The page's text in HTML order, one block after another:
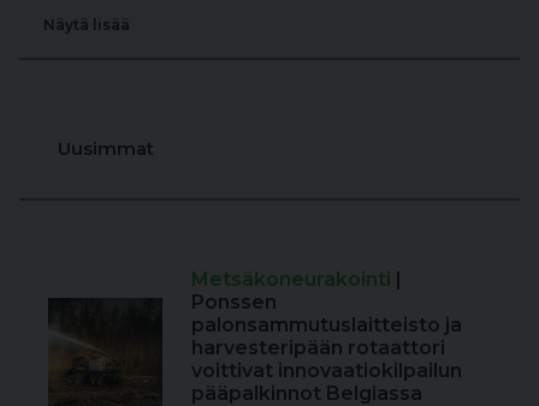
Näytä lisää
Uusimmat
Metsäkoneurakointi |
Ponssen
palonsammutuslaitteisto ja
harvesteripään rotaattori
voittivat innovaatiokilpailun
pääpalkinnot Belgiassa